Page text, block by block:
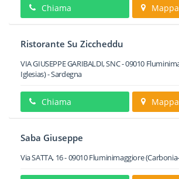
Chiama Mappa
Ristorante Su Ziccheddu
VIA GIUSEPPE GARIBALDI, SNC-09010
Iglesias) -Sardegna
Chiama Mappa
Saba Giuseppe
Via SATTA, 16-09010Fluminimaggiore